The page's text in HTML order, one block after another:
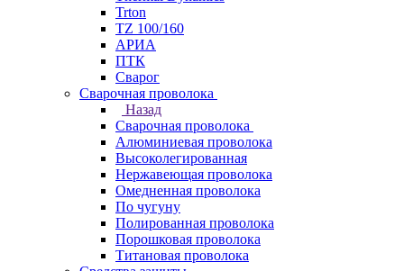
Trton
TZ 100/160
АРИА
ПТК
Сварог
Сварочная проволока
Назад
Сварочная проволока
Алюминиевая проволока
Высоколегированная
Нержавеющая проволока
Омедненная проволока
По чугуну
Полированная проволока
Порошковая проволока
Титановая проволока